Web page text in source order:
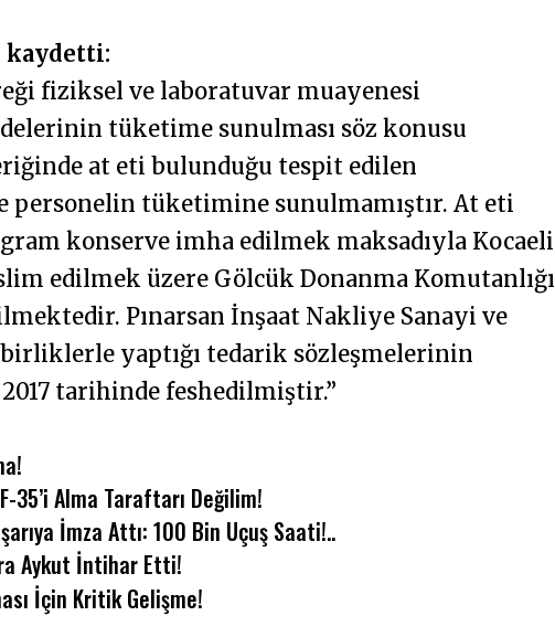
kaydetti:
fiziksel ve laboratuvar muayenesi
tüketime sunulması söz konusu
at eti bulunduğu tespit edilen
personelin tüketimine sunulmamıştır. At eti
konserve imha edilmek maksadıyla Kocaeli
edilmek üzere Gölcük Donanma Komutanlığı
Pınarsan İnşaat Nakliye Sanayi ve
yaptığı tedarik sözleşmelerinin
tarihinde feshedilmiştir.”
35’i Alma Taraftarı Değilim!
İmza Attı: 100 Bin Uçuş Saati!..
Aykut İntihar Etti!
İçin Kritik Gelişme!